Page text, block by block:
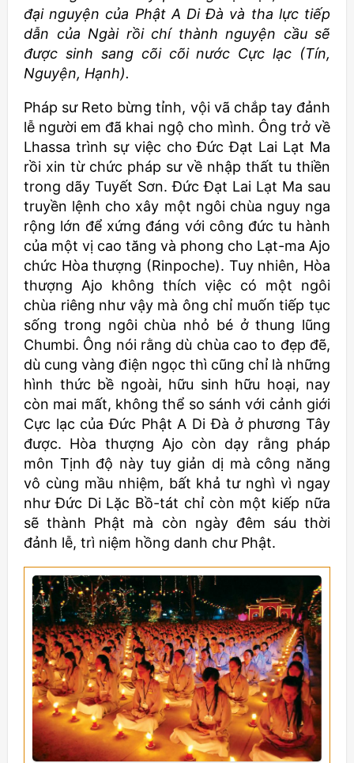
đại nguyện của Phật A Di Đà và tha lực tiếp
dẫn của Ngài rồi chí thành nguyện cầu sẽ
được sinh sang cõi cõi nước Cực lạc (Tín,
Nguyện, Hạnh).
Pháp sư Reto bừng tỉnh, vội vã chắp tay đảnh
lễ người em đã khai ngộ cho mình. Ông trở về
Lhassa trình sự việc cho Đức Đạt Lai Lạt Ma
rồi xin từ chức pháp sư về nhập thất tu thiền
trong dãy Tuyết Sơn. Đức Đạt Lai Lạt Ma sau
truyền lệnh cho xây một ngôi chùa nguy nga
rộng lớn để xứng đáng với công đức tu hành
của một vị cao tăng và phong cho Lạt-ma Ajo
chức Hòa thượng (Rinpoche). Tuy nhiên, Hòa
thượng Ajo không thích việc có một ngôi
chùa riêng như vậy mà ông chỉ muốn tiếp tục
sống trong ngôi chùa nhỏ bé ở thung lũng
Chumbi. Ông nói rằng dù chùa cao to đẹp đẽ,
dù cung vàng điện ngọc thì cũng chỉ là những
hình thức bề ngoài, hữu sinh hữu hoại, nay
còn mai mất, không thể so sánh với cảnh giới
Cực lạc của Đức Phật A Di Đà ở phương Tây
được. Hòa thượng Ajo còn dạy rằng pháp
môn Tịnh độ này tuy giản dị mà công năng
vô cùng mầu nhiệm, bất khả tư nghì vì ngay
như Đức Di Lặc Bồ-tát chỉ còn một kiếp nữa
sẽ thành Phật mà còn ngày đêm sáu thời
đảnh lễ, trì niệm hồng danh chư Phật.